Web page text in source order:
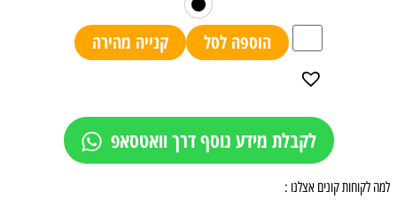
הוספה לסל קנייה מהירה
לקבלת מידע נוסף דרך וואטסאפ
למה לקוחות קונים אצלנו :